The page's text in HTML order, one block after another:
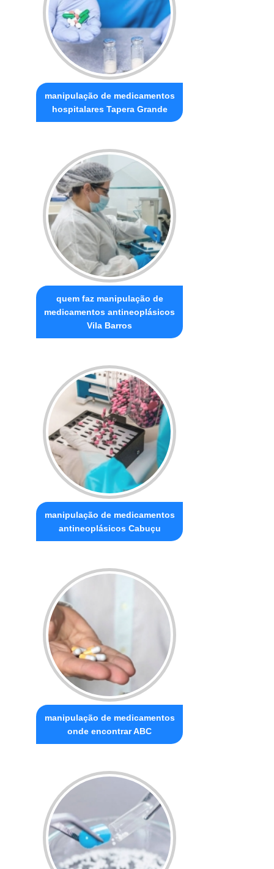
manipulação de medicamentos
hospitalares Tapera Grande
quem faz manipulação de
medicamentos antineoplásicos
Vila Barros
manipulação de medicamentos
antineoplásicos Cabuçu
manipulação de medicamentos
onde encontrar ABC